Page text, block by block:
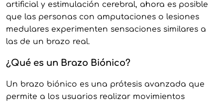
artificial y estimulación cerebral, ahora es posible
que las personas con amputaciones o lesiones
medulares experimenten sensaciones similares a
las de un brazo real.
¿Qué es un Brazo Biónico?
Un brazo biónico es una prótesis avanzada que
permite a los usuarios realizar movimientos